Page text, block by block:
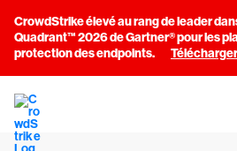
CrowdStrike élevé au rang de leader
Quadrant™ 2026 de Gartner® pour les
protection des endpoints.